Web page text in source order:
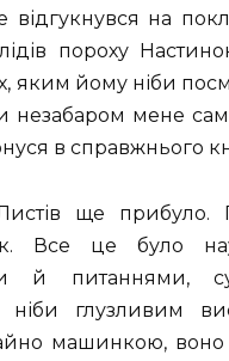
відгукнувся на
пороху
яким йому ніби
незабаром мене
в справжнього
ще прибуло.
Все це було
й питаннями,
глузливим
машинкою, воно